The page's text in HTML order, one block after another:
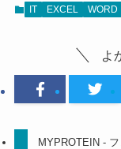
IT EXCEL WORD
よ
MYPROTEIN -